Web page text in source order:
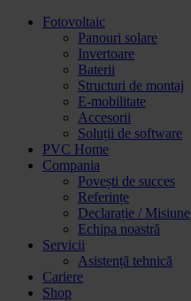
Fotovoltaic
Panouri solare
Invertoare
Baterii
Structuri de montaj
E-mobilitate
Accesorii
Soluții de software
PVC Home
Compania
Povești de succes
Referințe
Declarație / Misiune
Echipa noastră
Servicii
Asistență tehnică
Cariere
Shop